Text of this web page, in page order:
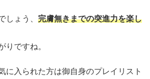
しょう、 完膚無きまでの突進力を楽し
りですね。
に入られた方は御自身のプレイリスト